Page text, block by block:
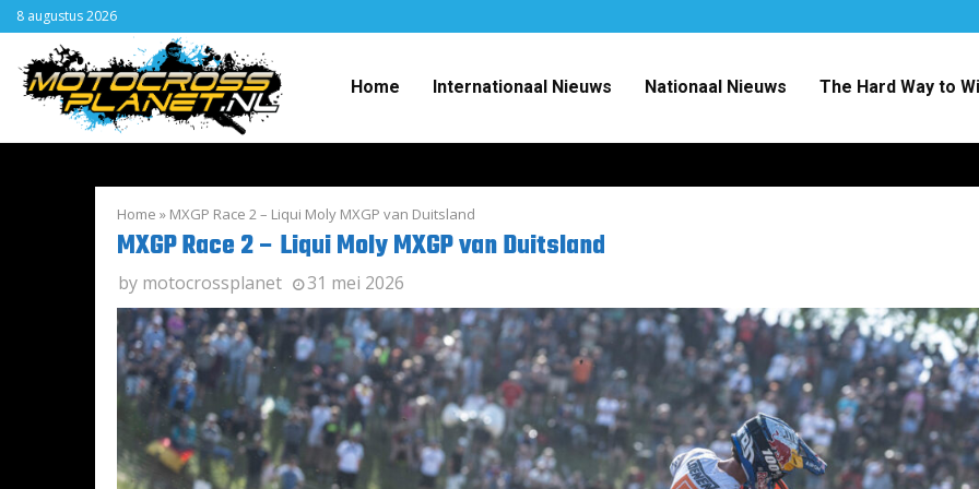
8 augustus 2026
Home Internationaal Nieuws Nationaal Nieuws The Hard Way to
Home » MXGP Race 2 – Liqui Moly MXGP van Duitsland
MXGP Race 2 – Liqui Moly MXGP van Duitsland
by motocrossplanet 31 mei 2026